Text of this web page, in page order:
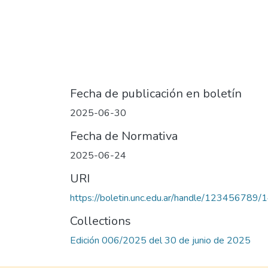
Fecha de publicación en boletín
2025-06-30
Fecha de Normativa
2025-06-24
URI
https://boletin.unc.edu.ar/handle/123456789/
Collections
Edición 006/2025 del 30 de junio de 2025